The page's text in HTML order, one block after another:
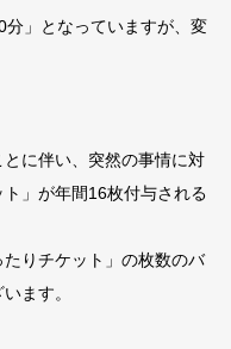
」となっていますが、変
とに伴い、突然の事情に対
」が年間16枚付与される
りチケット」の枚数のバ
ます。